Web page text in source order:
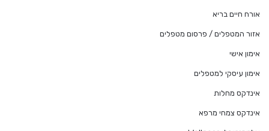
אורח חיים בריא
אזור המטפלים / פרסום מטפלים
אימון אישי
אימון עיסקי למטפלים
אינדקס מחלות
אינדקס צמחי מרפא